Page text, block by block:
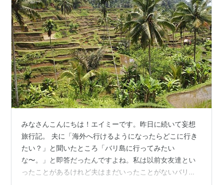
みなさんこんにちは！エイミーです。昨日に続いて妄想
旅行記。 夫に「海外へ行けるようになったらどこに行き
たい？」と聞いたところ「バリ島に行ってみたい
な〜。」と即答だったんですよね。私は以前女友達とい
ったことがあるけれど夫はまだいったことがないバリ